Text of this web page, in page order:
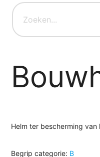
Helm ter bescherming
Begrip categorie: B